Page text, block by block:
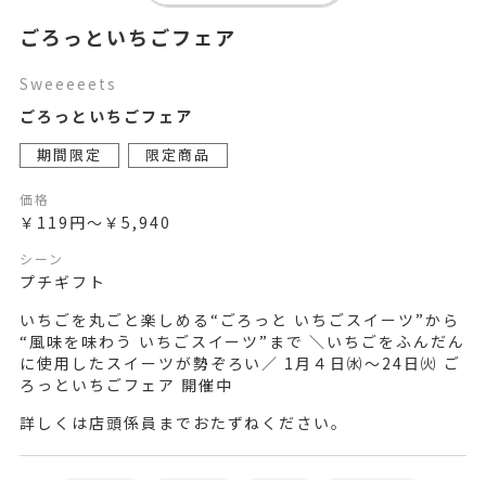
ごろっといちごフェア
Sweeeeets
ごろっといちごフェア
期間限定 限定商品
価格
￥119円～￥5,940
シーン
プチギフト
いちごを丸ごと楽しめる“ごろっと いちごスイーツ”から
“風味を味わう いちごスイーツ”まで ＼いちごをふんだん
に使用したスイーツが勢ぞろい／ 1月４日㈬～24日㈫ ご
ろっといちごフェア 開催中
詳しくは店頭係員までおたずねください。